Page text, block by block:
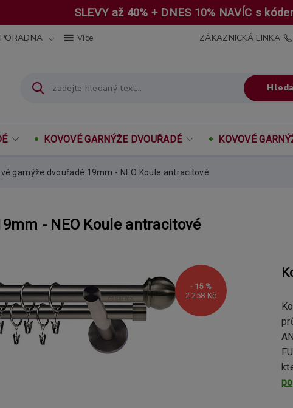
SLEVY až 40% + DNES 10% NAVÍC s
PORADNA Více ZÁKAZNICKÁ LINKA
KOVOVÉ GARNÝŽE DVOUŘADÉ KOVOVÉ
garnýže dvouřadé 19mm - NEO Koule antracitové
- NEO Koule antracitové
2 258 Kč
- 15 %